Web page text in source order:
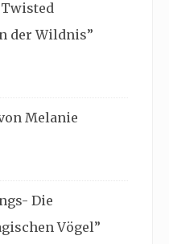
der Wildnis”
Melanie
Die
Vögel”